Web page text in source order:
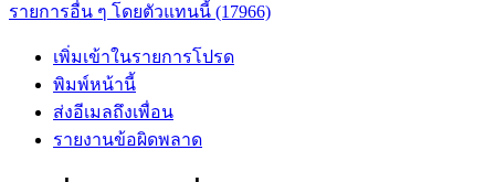
รายการอื่น ๆ โดยตัวแทนนี้ (17966)
เพิ่มเข้าในรายการโปรด
พิมพ์หน้านี้
ส่งอีเมลถึงเพื่อน
รายงานข้อผิดพลาด